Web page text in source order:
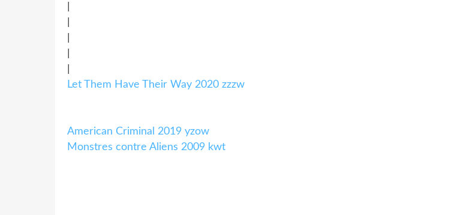
Let Them Have Their Way 2020 zzzw
American Criminal 2019 yzow
Monstres contre Aliens 2009 kwt